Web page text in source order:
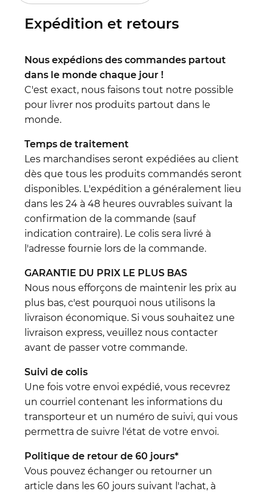
Expédition et retours
Nous expédions des commandes partout
dans le monde chaque jour !
C'est exact, nous faisons tout notre possible
pour livrer nos produits partout dans le
monde.
Temps de traitement
Les marchandises seront expédiées au client
dès que tous les produits commandés seront
disponibles. L'expédition a généralement lieu
dans les 24 à 48 heures ouvrables suivant la
confirmation de la commande (sauf
indication contraire). Le colis sera livré à
l'adresse fournie lors de la commande.
GARANTIE DU PRIX LE PLUS BAS
Nous nous efforçons de maintenir les prix au
plus bas, c'est pourquoi nous utilisons la
livraison économique. Si vous souhaitez une
livraison express, veuillez nous contacter
avant de passer votre commande.
Suivi de colis
Une fois votre envoi expédié, vous recevrez
un courriel contenant les informations du
transporteur et un numéro de suivi, qui vous
permettra de suivre l'état de votre envoi.
Politique de retour de 60 jours*
Vous pouvez échanger ou retourner un
article dans les 60 jours suivant l'achat, à